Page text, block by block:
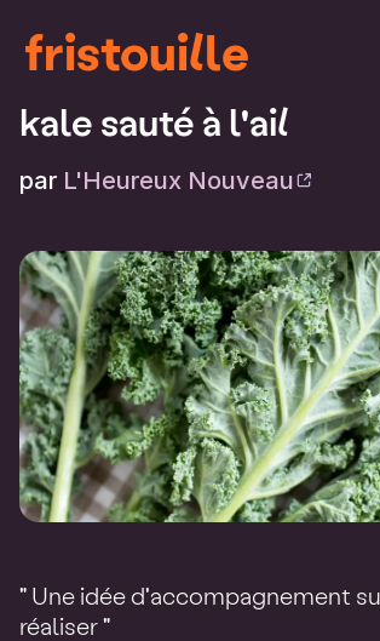
fristouille
kale sauté à l'ail
par L'Heureux Nouveau
" Une idée d'accompagnement
réaliser "